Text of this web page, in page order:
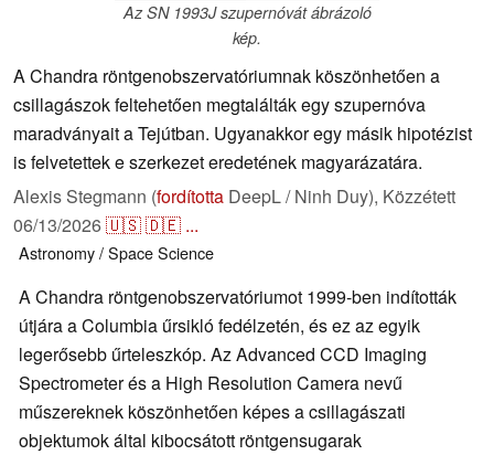
Az SN 1993J szupernóvát ábrázoló
kép.
A Chandra röntgenobszervatóriumnak köszönhetően a
csillagászok feltehetően megtalálták egy szupernóva
maradványait a Tejútban. Ugyanakkor egy másik hipotézist
is felvetettek e szerkezet eredetének magyarázatára.
Alexis Stegmann (fordította DeepL / Ninh Duy), Közzétett
06/13/2026🇺🇸🇩🇪 ...
Astronomy / SpaceScience
A Chandra röntgenobszervatóriumot 1999-ben indították
útjára a Columbia űrsikló fedélzetén, és ez az egyik
legerősebb űrteleszkóp. Az Advanced CCD Imaging
Spectrometer és a High Resolution Camera nevű
műszereknek köszönhetően képes a csillagászati
objektumok által kibocsátott röntgensugarak